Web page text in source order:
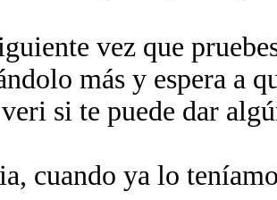
vez que
más y espera a
si te puede dar
cuando ya lo